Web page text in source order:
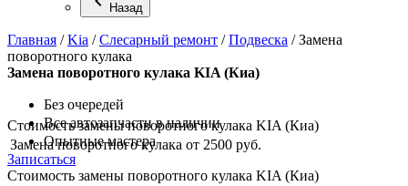
Назад
Главная /Kia /Слесарный ремонт /Подвеска /Замена
поворотного кулака
Замена поворотного кулака KIA (Киа)
Без очередей
Все автозапчасти в наличии
Опытные мастера
Записаться
Стоимость замены поворотного кулака KIA (Киа)
Стоимость замены поворотного кулака KIA (Киа)
Замена поворотного кулака от 2500 руб.